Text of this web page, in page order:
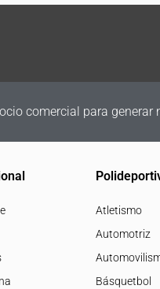
comercial para
Atletismo
Automotriz
Básquetbol